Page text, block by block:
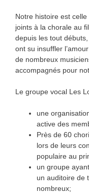
Notre histoire est
joints à la chorale au
depuis les tout
ont su insuffler
de nombreux
accompagnés pour
Le groupe vocal Les
une
active des
Près de 60
lors de leurs
populaire au
un groupe
un auditoire de
nombreux;